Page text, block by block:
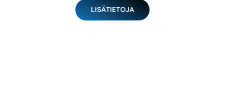
LISÄTIETOJA